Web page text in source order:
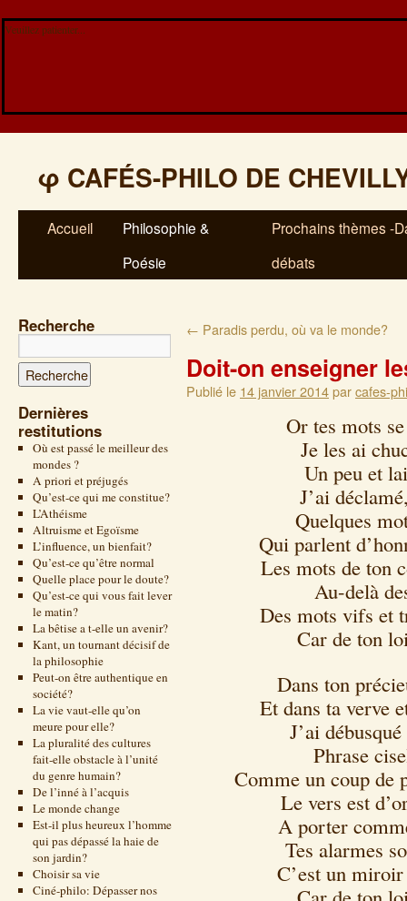
Veuillez patienter...
φ CAFÉS-PHILO DE
Accueil
Philosophie &
Poésie
Prochains thèmes -
débats
Recherche
Dernières
restitutions
Où est passé le meilleur des
mondes ?
A priori et préjugés
Qu’est-ce qui me constitue?
L’Athéisme
Altruisme et Egoïsme
L’influence, un bienfait?
Qu’est-ce qu’être normal
Quelle place pour le doute?
Qu’est-ce qui vous fait lever
le matin?
La bêtise a t-elle un avenir?
Kant, un tournant décisif de
la philosophie
Peut-on être authentique en
société?
La vie vaut-elle qu’on
meure pour elle?
La pluralité des cultures
fait-elle obstacle à l’unité
du genre humain?
De l’inné à l’acquis
Le monde change
Est-il plus heureux l’homme
qui pas dépassé la haie de
son jardin?
Choisir sa vie
Ciné-philo: Dépasser nos
← Paradis perdu, où va le monde?
Doit-on enseigner
Publié le 14 janvier 2014parcafes-
Or tes mots
Je les ai
Un peu et
J’ai
Quelques
Qui parlent
Les mots de ton
Au-delà
Des mots vifs et
Car de ton
Dans ton
Et dans ta verve
J’ai
Phrase
Comme un coup de
Le vers est
A porter
Tes alarmes
C’est un